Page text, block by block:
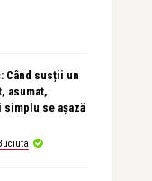
Când susții un
asumat,
se așază